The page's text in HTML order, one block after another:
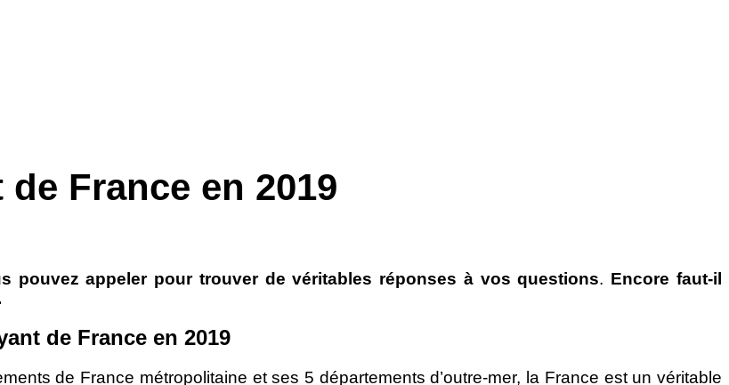
France en 2019
pouvez appeler pour trouver de véritables réponses à vos questions. Encore faut-il
de France en 2019
de France métropolitaine et ses 5 départements d’outre-mer, la France est un véritable